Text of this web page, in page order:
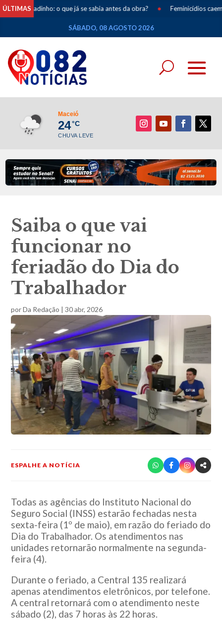
ÚLTIMAS
Salgadinho: o que já se sabia antes da obra? • Feminicídios caem
SÁBADO, 08 AGOSTO 2026
Maceió
24°C
CHUVA LEVE
Saiba o que vai
funcionar no
feriadão do Dia do
Trabalhador
porDa Redação |30 abr, 2026
ESPALHE A NOTÍCIA
Todas as agências do Instituto Nacional do
Seguro Social (INSS) estarão fechadas nesta
sexta-feira (1º de maio), em razão do feriado do
Dia do Trabalhador. Os atendimentos nas
unidades retornarão normalmente na segunda-
feira (4).
Durante o feriado, a Central 135 realizará
apenas atendimentos eletrônicos, por telefone.
A central retornará com o atendimento neste
sábado (2), das 7 horas às 22 horas.